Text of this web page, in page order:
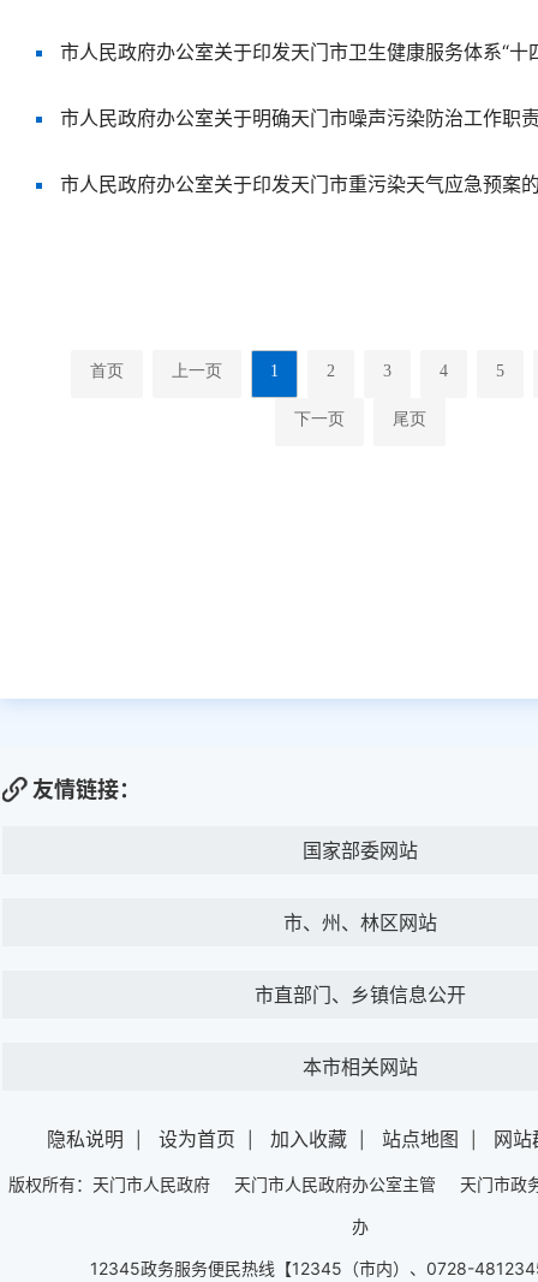
市人民政府办公室关于印发天门市卫生健康服务体系“十
市人民政府办公室关于印发天门市重污染天气应急预案
首页 上一页 1 2 3 4 5
下一页 尾页
友情链接：
国家部委网站
市、州、林区网站
市直部门、乡镇信息公开
本市相关网站
隐私说明 设为首页 加入收藏 站点地图 网站
版权所有：天门市人民政府 天门市人民政府办公室主管 天门市政
办
12345政务服务便民热线【12345（市内）、0728-